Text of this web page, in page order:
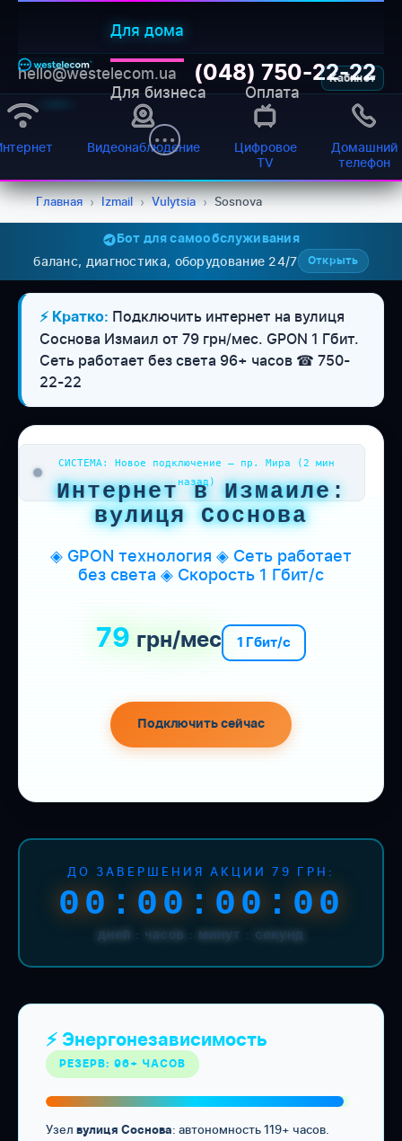
Для дома
Для бизнеса Оплата
Кабинет
hello@westelecom.ua (048) 750-22-22
Видеонаблюдение
Цифровое
TV
Домашний
телефон
Главная › Izmail › Vulytsia › Sosnova
Бот для самообслуживания
баланс, диагностика, оборудование 24/7 Открыть
⚡ Кратко: Подключить интернет на вулиця
Соснова Измаил от 79 грн/мес. GPON 1 Гбит.
Сеть работает без света 96+ часов ☎ 750-
22-22
СИСТЕМА: Новое подключение — пр. Мира (2 мин
назад)
Интернет в Измаиле:
вулиця Соснова
◈ GPON технология ◈ Сеть работает
без света ◈ Скорость 1 Гбит/с
79 грн/мес 1 Гбит/с
Подключить сейчас
ДО ЗАВЕРШЕНИЯ АКЦИИ 79 ГРН:
00:00:00:00
дней : часов : минут : секунд
⚡ Энергонезависимость
РЕЗЕРВ: 96+ ЧАСОВ
Узел вулиця Соснова: автономность 119+ часов.
WESTELECOM
Онлайн-підтримка